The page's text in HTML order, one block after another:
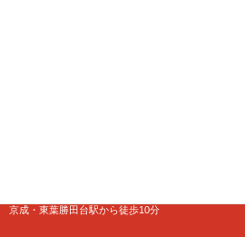
京成・東葉勝田台駅から徒歩10分